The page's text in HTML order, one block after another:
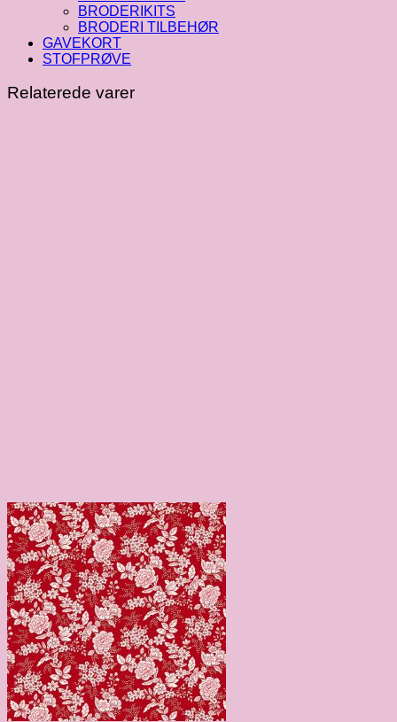
BRODERIKITS
BRODERI TILBEHØR
GAVEKORT
STOFPRØVE
Relaterede varer